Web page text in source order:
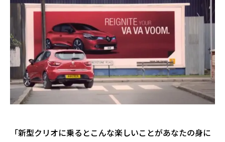
「新型クリオに乗るとこんな楽しいことがあなたの身に